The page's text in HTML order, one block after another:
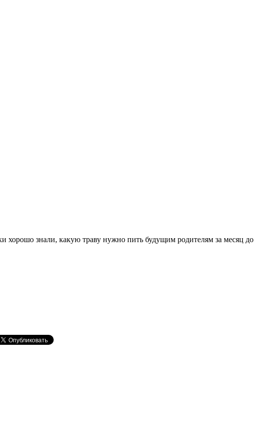
хорошо знали, какую траву нужно пить будущим родителям за месяц до